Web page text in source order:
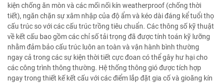
kiện chống ăn mòn và các mối nối kín weatherproof (chống thời
tiết), ngăn chặn sự xâm nhập của độ ẩm và kéo dài đáng kể tuổi thọ
cấu trúc so với các cấu trúc trồng tiêu chuẩn. Các thông số kỹ thuật
về kết cấu bao gồm các chỉ số tải trọng đã được tính toán kỹ lưỡng
nhằm đảm bảo cấu trúc luôn an toàn và vận hành bình thường
ngay cả trong các sự kiện thời tiết cực đoan có thể gây hư hại cho
các công trình thông thường. Hệ thống thông gió được tích hợp
ngay trong thiết kế kết cấu với các điểm lắp đặt gia cố và gioăng kín